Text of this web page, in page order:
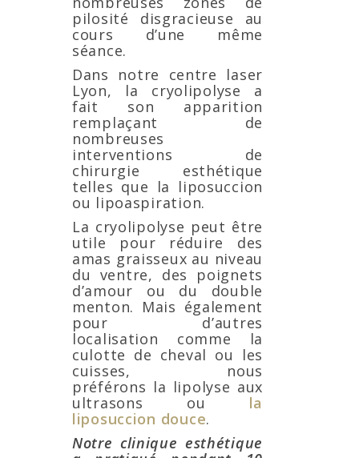
pilosité disgracieuse au
cours d’une même
séance.
Dans notre centre laser
Lyon, la cryolipolyse a
fait son apparition
remplaçant de
nombreuses
interventions de
chirurgie esthétique
telles que la liposuccion
ou lipoaspiration.
La cryolipolyse peut être
utile pour réduire des
amas graisseux au niveau
du ventre, des poignets
d’amour ou du double
menton. Mais également
pour d’autres
localisation comme la
culotte de cheval ou les
cuisses, nous
préférons la lipolyse aux
ultrasons ou la
liposuccion douce.
Notre clinique esthétique